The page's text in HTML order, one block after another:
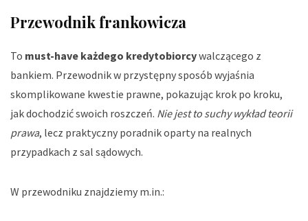
Przewodnik frankowicza
To must-have każdego kredytobiorcywalczącego z
bankiem. Przewodnik w przystępny sposób wyjaśnia
skomplikowane kwestie prawne, pokazując krok po kroku,
jak dochodzić swoich roszczeń. Nie jest to suchy wykład teorii
prawa, lecz praktyczny poradnik oparty na realnych
przypadkach z sal sądowych.
W przewodniku znajdziemy m.in.: